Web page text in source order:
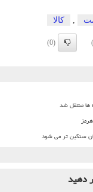
كالا
(0)
سنگین تر می شود
دهید